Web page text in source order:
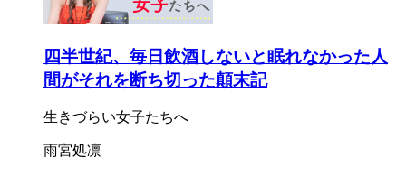
四半世紀、毎日飲酒しないと眠れなかった人
間がそれを断ち切った顛末記
生きづらい女子たちへ
雨宮処凛